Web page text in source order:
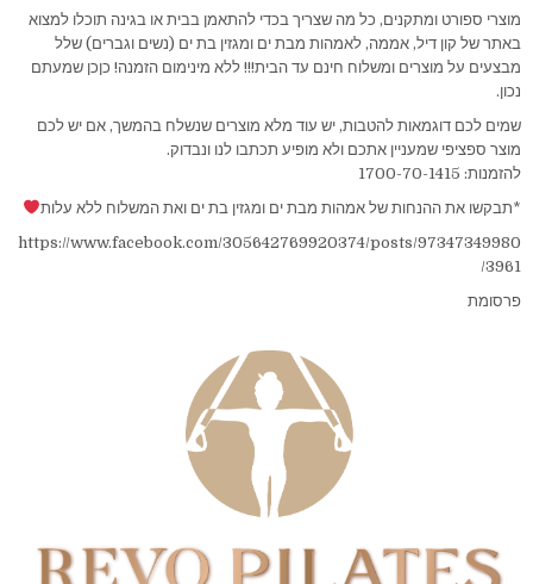
מוצרי ספורט ומתקנים, כל מה שצריך בכדי להתאמן בבית או בגינה תוכלו למצוא
באתר של קון דיל, אממה, לאמהות מבת ים ומגזין בת ים (נשים וגברים) שלל
מבצעים על מוצרים ומשלוח חינם עד הבית!!! ללא מינימום הזמנה! כןכן שמעתם
נכון.
שמים לכם דוגמאות להטבות, יש עוד מלא מוצרים שנשלח בהמשך, אם יש לכם
מוצר ספציפי שמעניין אתכם ולא מופיע תכתבו לנו ונבדוק.
להזמנות: 1700-70-1415
*תבקשו את ההנחות של אמהות מבת ים ומגזין בת ים ואת המשלוח ללא עלות
https://www.facebook.com/305642769920374/posts/97347349980
3961/
פרסומת